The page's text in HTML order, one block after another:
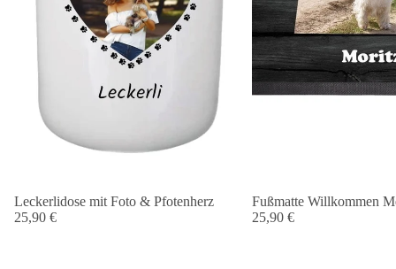
Leckerlidose mit Foto & Pfotenherz
25,90 €
Fußmatte Willkommen
25,90 €